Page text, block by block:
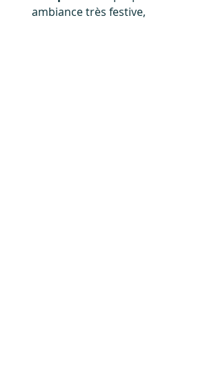
ambiance très festive,